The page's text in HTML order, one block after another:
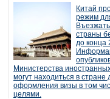
Китай
режим
страны
до конца
Министерства
могут находиться в стране
оформления визы в том
целями.